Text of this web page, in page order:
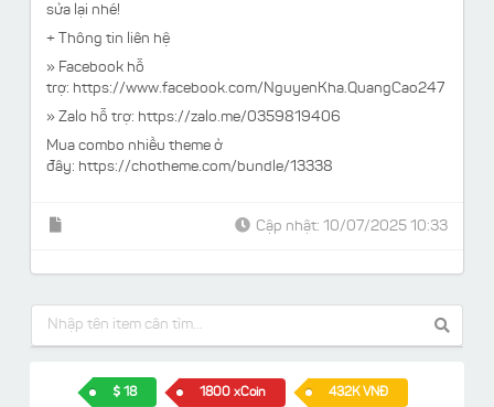
sửa lại nhé!
+ Thông tin liên hệ
» Facebook hỗ
trợ: https://www.facebook.com/NguyenKha.QuangCao247
» Zalo hỗ trợ: https://zalo.me/0359819406
Mua combo nhiều theme ở
đây: https://chotheme.com/bundle/13338
Cập nhật: 10/07/2025 10:33
18 1800 xCoin 432K VNĐ